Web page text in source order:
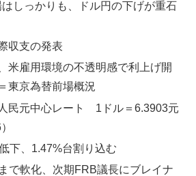
しっかりも、ドル円の下げが重石
収支の発表
米雇用環境の不透明感で利上げ開
東京為替前場概況
民元中心レート 1ドル＝6.3903元
下、1.47%台割り込む
で軟化、次期FRB議長にブレイナ